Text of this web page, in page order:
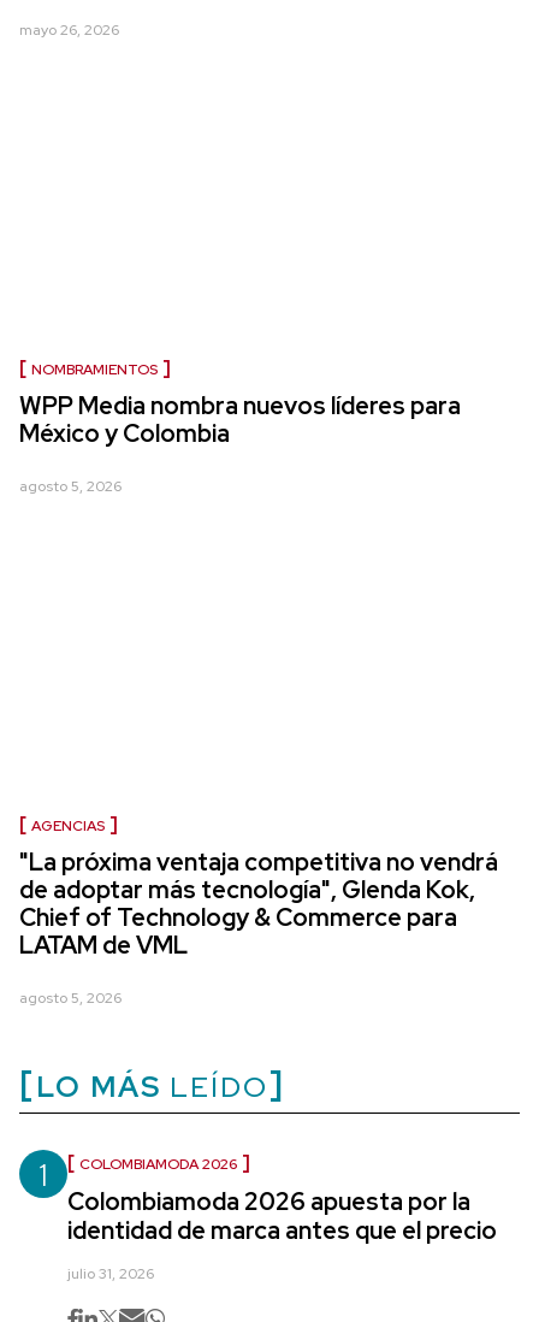
mayo 26, 2026
NOMBRAMIENTOS
WPP Media nombra nuevos líderes para
México y Colombia
agosto 5, 2026
AGENCIAS
"La próxima ventaja competitiva no vendrá
de adoptar más tecnología", Glenda Kok,
Chief of Technology & Commerce para
LATAM de VML
agosto 5, 2026
LO MÁS LEÍDO
1 COLOMBIAMODA 2026
Colombiamoda 2026 apuesta por la
identidad de marca antes que el precio
julio 31, 2026